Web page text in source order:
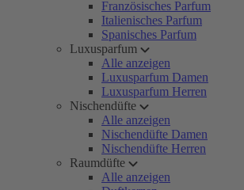
Französisches Parfum
Italienisches Parfum
Spanisches Parfum
Luxusparfum
Alle anzeigen
Luxusparfum Damen
Luxusparfum Herren
Nischendüfte
Alle anzeigen
Nischendüfte Damen
Nischendüfte Herren
Raumdüfte
Alle anzeigen